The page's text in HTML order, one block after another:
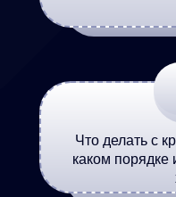
Что делать с
каком порядке